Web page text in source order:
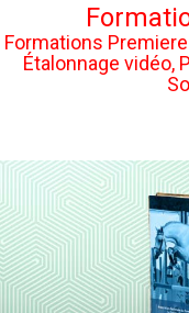
Formations
Étalonnage vidéo,